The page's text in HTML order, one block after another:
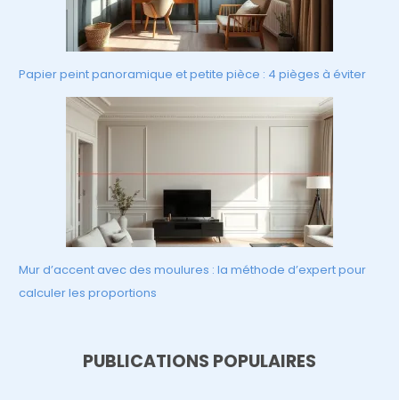
Papier peint panoramique et petite pièce : 4 pièges à éviter
Mur d’accent avec des moulures : la méthode d’expert pour
calculer les proportions
PUBLICATIONS POPULAIRES